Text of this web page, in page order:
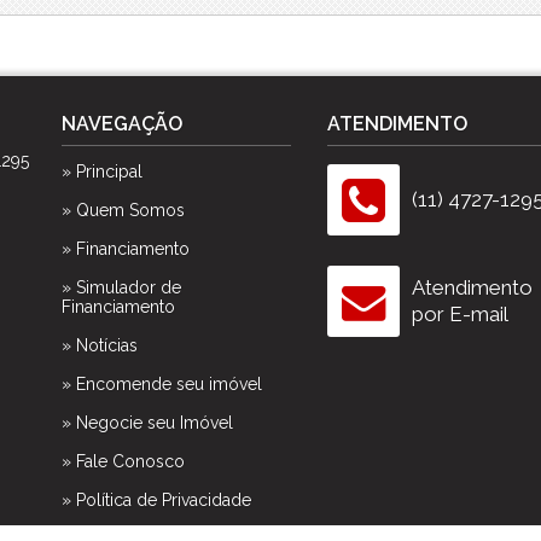
Spazio Club
Summer Sun
Veneza
Victória Neta
Vivance
NAVEGAÇÃO
» Principal
» Quem Somos
» Financiamento
» Simulador de
Financiamento
» Notícias
» Encomende seu imóvel
» Negocie seu Imóvel
» Fale Conosco
» Política de Privacidade
ATENDIMENTO
(11) 4727-
Atendimento
por E-mail